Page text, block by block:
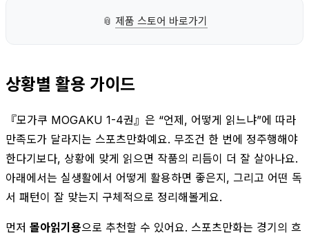
📎 제품 스토어 바로가기
상황별 활용 가이드
『모가쿠 MOGAKU 1-4권』은 “언제, 어떻게 읽느냐”에 따라
만족도가 달라지는 스포츠만화예요. 무조건 한 번에 정주행해야
한다기보다, 상황에 맞게 읽으면 작품의 리듬이 더 잘 살아나요.
아래에서는 실생활에서 어떻게 활용하면 좋은지, 그리고 어떤 독
서 패턴이 잘 맞는지 구체적으로 정리해볼게요.
먼저 몰아읽기용으로 추천할 수 있어요. 스포츠만화는 경기의 흐